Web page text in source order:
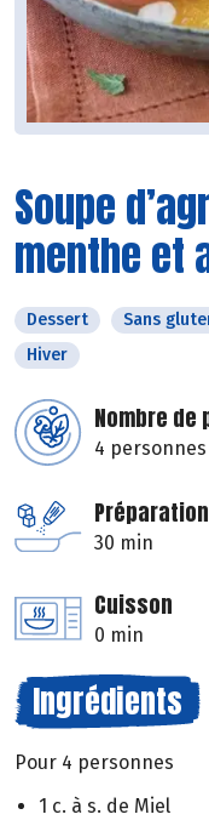
Soupe
menthe et
Dessert Sans
Hiver
Nombre de
4 personnes
Préparation
30 min
Cuisson
0 min
Ingrédients
Pour 4 personnes
1 c. à s. de Miel